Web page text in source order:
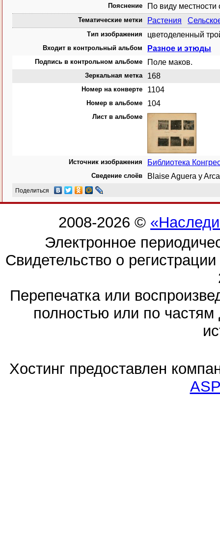
Пояснение По виду местности
Тематические метки Растения
Тип изображения цветоделенный
Входит в контрольный альбом Разное и этюды
Подпись в контрольном альбоме Поле маков.
Зеркальная метка 168
Номер на конверте 1104
Номер в альбоме 104
Лист в альбоме
Источник изображения Библиотека
Сведение слоёв Blaise Aguera y
Поделиться
2008-2026 ©
Электронное
Свидетельство о
Перепечатка или
полностью или по частям
Хостинг предоставлен